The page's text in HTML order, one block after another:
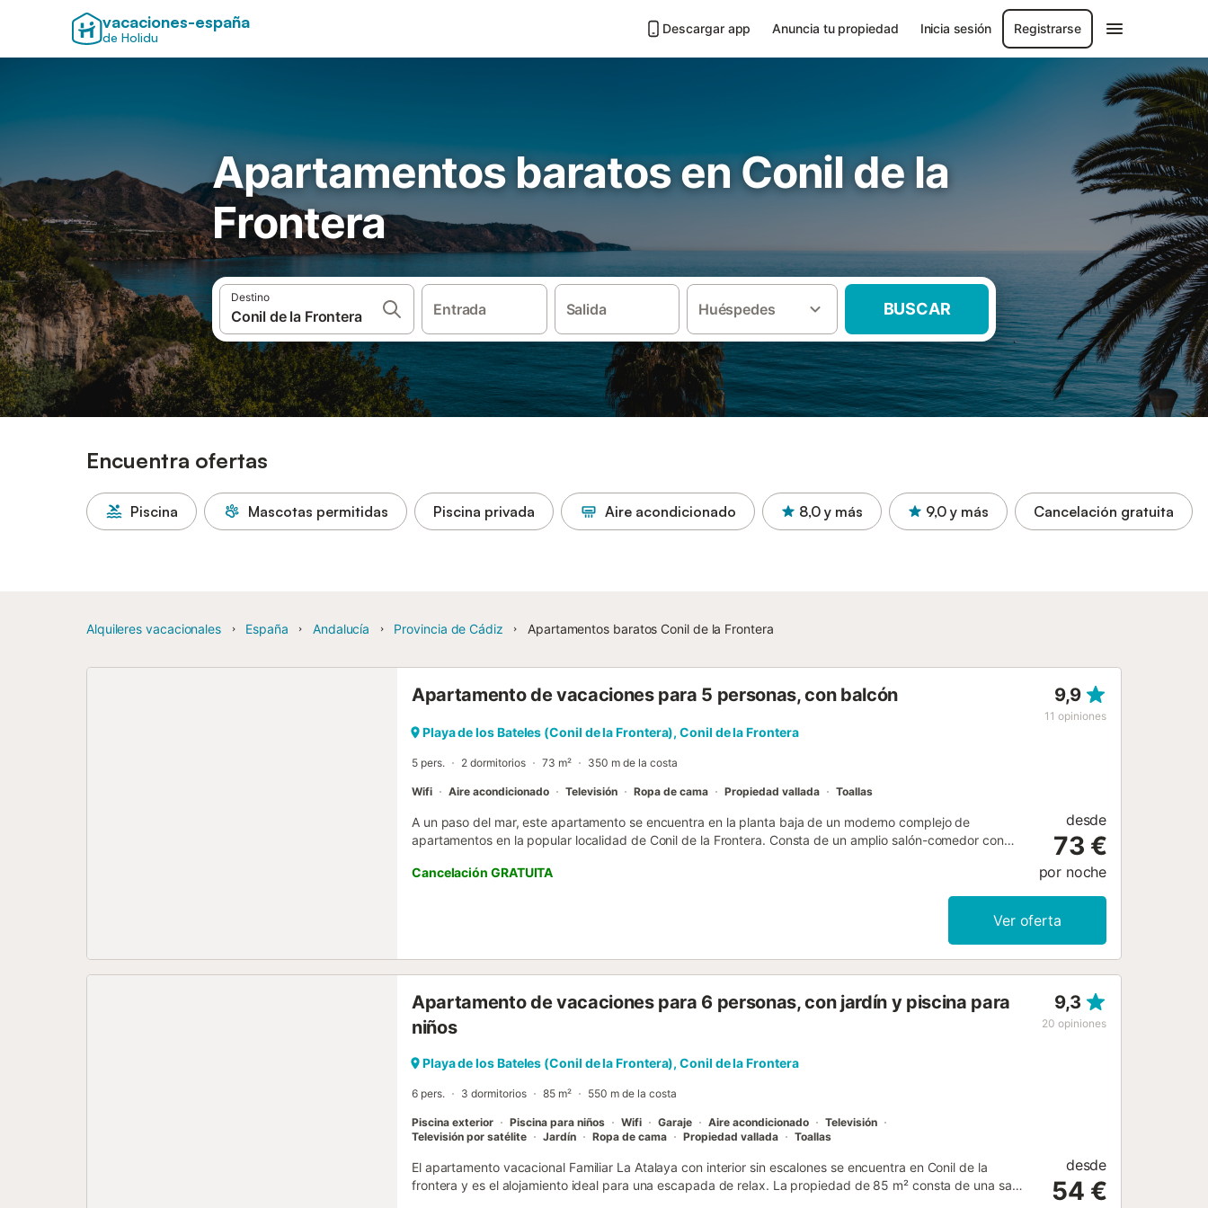
vacaciones-españa
de Holidu
Descargar app Anuncia tu propiedad Inicia sesión Registrarse
Apartamentos baratos en Conil de la
Frontera
Destino
Entrada Salida Huéspedes BUSCAR
Encuentra ofertas
Piscina Mascotas permitidas Piscina privada Aire acondicionado 8,0 y más 9,0 y más Cancelación gratuita
Alquileres vacacionales España Andalucía Provincia de Cádiz Apartamentos baratos Conil de la Frontera
Apartamento de vacaciones para 5 personas, con balcón 9,9
11 opiniones
Playa de los Bateles (Conil de la Frontera), Conil de la Frontera
5 pers. 2 dormitorios 73 m² 350 m de la costa
Wifi Aire acondicionado Televisión Ropa de cama Propiedad vallada Toallas
A un paso del mar, este apartamento se encuentra en la planta baja de un moderno complejo de
apartamentos en la popular localidad de Conil de la Frontera. Consta de un amplio salón-comedor con
con 2 camas individuales y un sillón cama) y un cuarto de baño, y ofrece espacio para hasta 5 personas.
También hay Wi-Fi, televisión y aire acondicionado. Lo más destacado es el balcón amueblado con vistas
playa de arena de 3 km de longitud se extiende directamente frente a la casa. Hay aparcamiento
Cancelación GRATUITA
desde
73 €
por noche
Ver oferta
Apartamento de vacaciones para 6 personas, con jardín y piscina para
niños
9,3
20 opiniones
Playa de los Bateles (Conil de la Frontera), Conil de la Frontera
6 pers. 3 dormitorios 85 m² 550 m de la costa
Piscina exterior Piscina para niños Wifi Garaje Aire acondicionado
Televisión
Televisión por satélite
Jardín Ropa de cama Propiedad vallada Toallas
El apartamento vacacional Familiar La Atalaya con interior sin escalones se encuentra en Conil de la
frontera y es el alojamiento ideal para una escapada de relax. La propiedad de 85 m² consta de una sala
desde
54 €